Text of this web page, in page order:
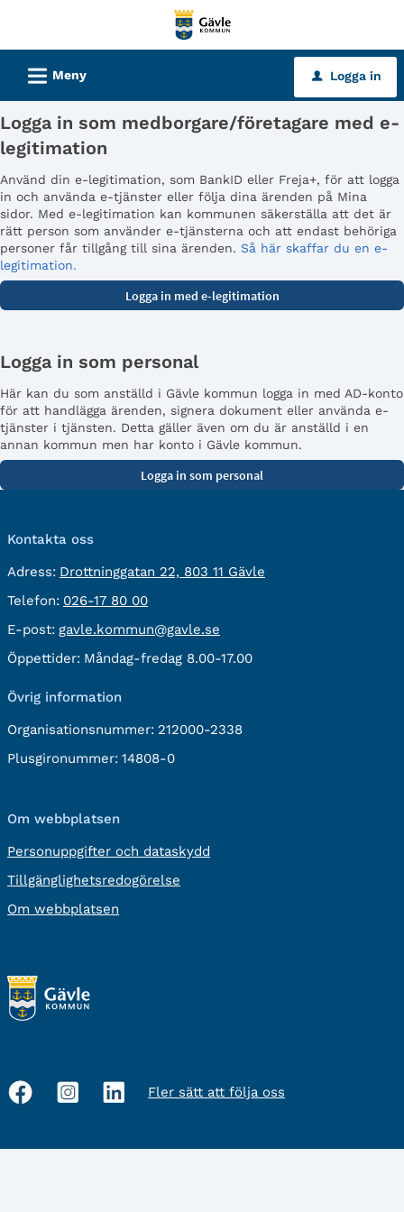
tjänster
Gävle
kommun
L Meny u Logga in
Logga in som medborgare/företagare med e-
legitimation
Använd din e-legitimation, som BankID eller Freja+, för att logga
in och använda e-tjänster eller följa dina ärenden på Mina
sidor. Med e-legitimation kan kommunen säkerställa att det är
rätt person som använder e-tjänsterna och att endast behöriga
personer får tillgång till sina ärenden. Så här skaffar du en e-
legitimation.
Logga in som personal
Här kan du som anställd i Gävle kommun logga in med AD-konto
för att handlägga ärenden, signera dokument eller använda e-
tjänster i tjänsten. Detta gäller även om du är anställd i en
annan kommun men har konto i Gävle kommun.
Kontakta oss
Adress: besöksadress:
Drottninggatan 22, 803 11 Gävle
Telefon: Telefon:
026-17 80 00
E-post: E-
post:
gavle.kommun@gavle.se
Öppettider: Måndag-fredag 8.00-17.00
Övrig information
Organisationsnummer: 212000-2338
Plusgironummer: 14808-0
Om webbplatsen
Personuppgifter och dataskydd
Tillgänglighetsredogörelse
Om webbplatsen
Sociala
Fler sätt att följa oss